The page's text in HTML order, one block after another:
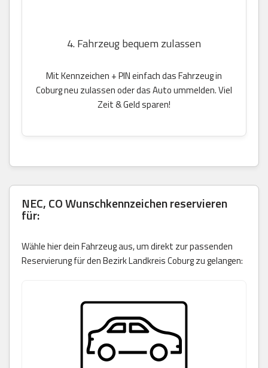
4. Fahrzeug bequem zulassen
Mit Kennzeichen + PIN einfach das Fahrzeug in
Coburg neu zulassen oder das Auto ummelden. Viel
Zeit & Geld sparen!
NEC, CO Wunschkennzeichen reservieren
für:
Wähle hier dein Fahrzeug aus, um direkt zur passenden
Reservierung für den Bezirk Landkreis Coburg zu gelangen: